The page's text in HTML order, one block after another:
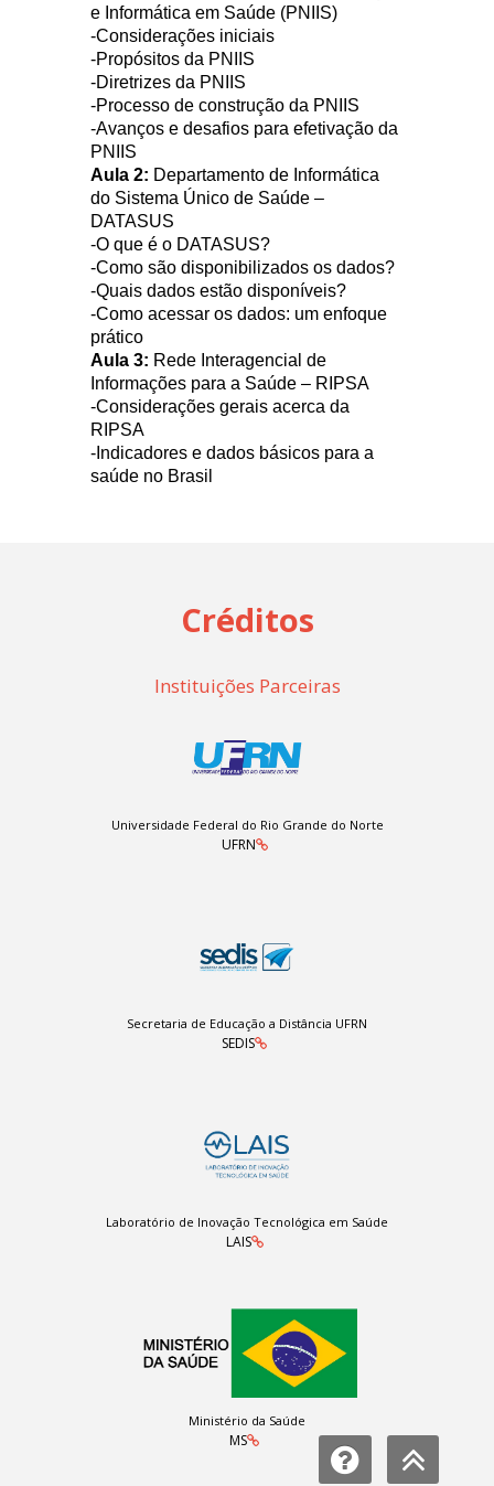
e Informática em Saúde (PNIIS)
-Considerações iniciais
-Propósitos da PNIIS
-Diretrizes da PNIIS
-Processo de construção da PNIIS
-Avanços e desafios para efetivação da
PNIIS
Aula 2: Departamento de Informática
do Sistema Único de Saúde –
DATASUS
-O que é o DATASUS?
-Como são disponibilizados os dados?
-Quais dados estão disponíveis?
-Como acessar os dados: um enfoque
prático
Aula 3: Rede Interagencial de
Informações para a Saúde – RIPSA
-Considerações geraisacerca da
RIPSA
-Indicadores e dados básicos para a
saúde no Brasil
Créditos
Instituições Parceiras
Universidade Federal do Rio Grande do Norte
UFRN
Secretaria de Educação a Distância UFRN
SEDIS
Laboratório de Inovação Tecnológica em Saúde
LAIS
Ministério da Saúde
MS